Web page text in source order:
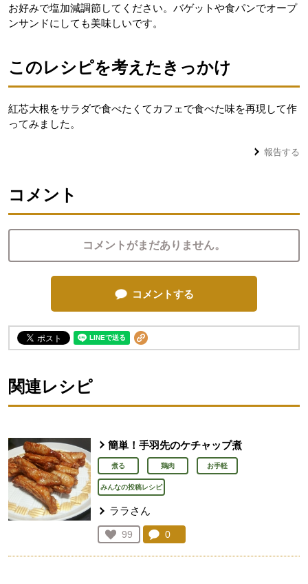
お好みで塩加減調節してください。バゲットや食パンでオープ
ンサンドにしても美味しいです。
このレシピを考えたきっかけ
紅芯大根をサラダで食べたくてカフェで食べた味を再現して作
ってみました。
報告する
コメント
コメントがまだありません。
コメントする
関連レシピ
簡単！手羽先のケチャップ煮
煮る 鶏肉 お手軽
みんなの投稿レシピ
ララさん
お気に入り登録：
99
人が登録
コメント：
0